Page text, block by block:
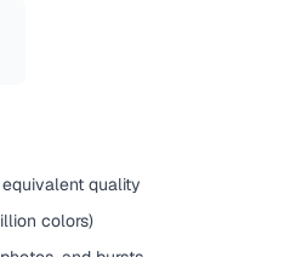
quality
colors)